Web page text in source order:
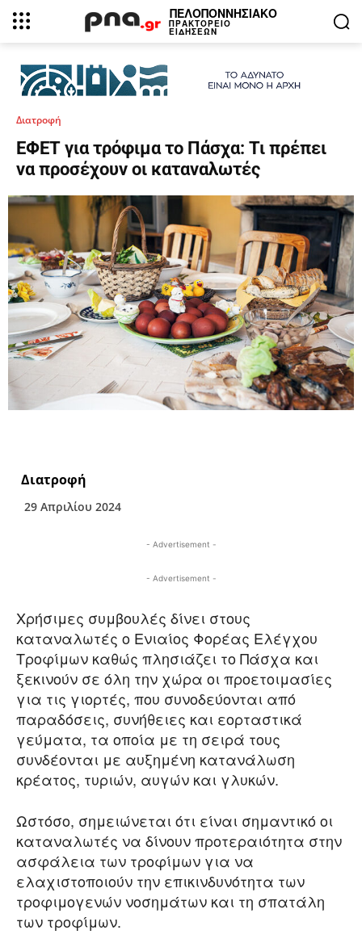
ΠΕΛΟΠΟΝΝΗΣΙΑΚΟ
ΠΡΑΚΤΟΡΕΙΟ
ΕΙΔΗΣΕΩΝ
Διατροφή
ΕΦΕΤ για τρόφιμα το Πάσχα: Τι πρέπει
να προσέχουν οι καταναλωτές
Διατροφή
29 Απριλίου 2024
- Advertisement -
- Advertisement -
Χρήσιμες συμβουλές δίνει στους
καταναλωτές ο Ενιαίος Φορέας Ελέγχου
Τροφίμων καθώς πλησιάζει το Πάσχα και
ξεκινούν σε όλη την χώρα οι προετοιμασίες
για τις γιορτές, που συνοδεύονται από
παραδόσεις, συνήθειες και εορταστικά
γεύματα, τα οποία με τη σειρά τους
συνδέονται με αυξημένη κατανάλωση
κρέατος, τυριών, αυγών και γλυκών.
Ωστόσο, σημειώνεται ότι είναι σημαντικό οι
καταναλωτές να δίνουν προτεραιότητα στην
ασφάλεια των τροφίμων για να
ελαχιστοποιούν την επικινδυνότητα των
τροφιμογενών νοσημάτων και τη σπατάλη
των τροφίμων.